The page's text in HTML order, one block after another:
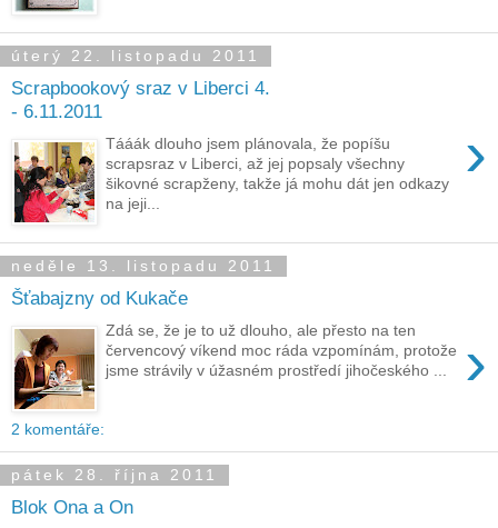
úterý 22. listopadu 2011
Scrapbookový sraz v Liberci 4.
- 6.11.2011
›
Tááák dlouho jsem plánovala, že popíšu
scrapsraz v Liberci, až jej popsaly všechny
šikovné scrapženy, takže já mohu dát jen odkazy
na jeji...
neděle 13. listopadu 2011
Šťabajzny od Kukače
›
Zdá se, že je to už dlouho, ale přesto na ten
červencový víkend moc ráda vzpomínám, protože
jsme strávily v úžasném prostředí jihočeského ...
2 komentáře:
pátek 28. října 2011
Blok Ona a On